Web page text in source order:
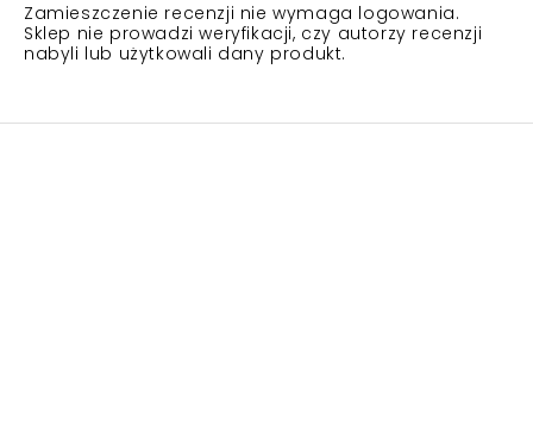
Zamieszczenie recenzji nie wymaga logowania.
Sklep nie prowadzi weryfikacji, czy autorzy recenzji
nabyli lub użytkowali dany produkt.